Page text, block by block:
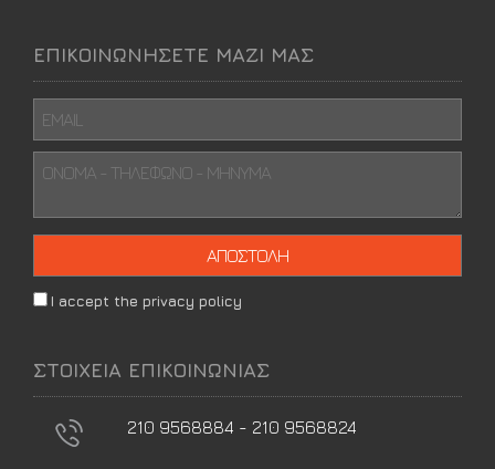
ΕΠΙΚΟΙΝΩΝΗΣΕΤΕ ΜΑΖΙ ΜΑΣ
I accept the privacy policy
ΣΤΟΙΧΕΙΑ ΕΠΙΚΟΙΝΩΝΙΑΣ
210 9568884 - 210 9568824